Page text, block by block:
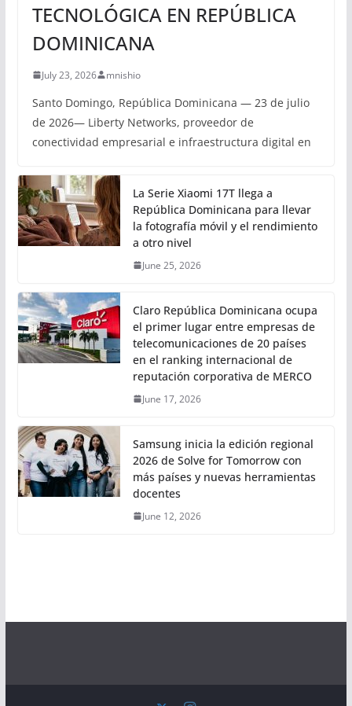
TECNOLÓGICA EN REPÚBLICA
DOMINICANA
July 23, 2026 mnishio
Santo Domingo, República Dominicana — 23 de julio
de 2026— Liberty Networks, proveedor de
conectividad empresarial e infraestructura digital en
La Serie Xiaomi 17T llega a
República Dominicana para llevar
la fotografía móvil y el rendimiento
a otro nivel
June 25, 2026
Claro República Dominicana ocupa
el primer lugar entre empresas de
telecomunicaciones de 20 países
en el ranking internacional de
reputación corporativa de MERCO
June 17, 2026
Samsung inicia la edición regional
2026 de Solve for Tomorrow con
más países y nuevas herramientas
docentes
June 12, 2026